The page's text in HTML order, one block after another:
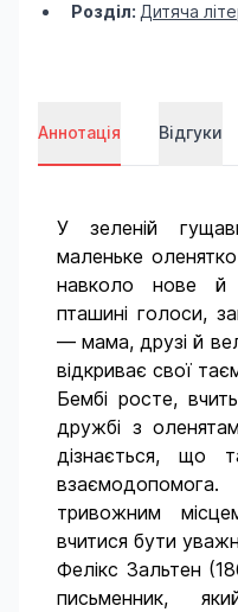
Розділ: Дитяча
Аннотація Відгуки
У зеленій
маленьке
навколо нове й
пташині голоси,
— мама, друзі й
відкриває свої
Бембі росте,
дружбі з
дізнається, що
тривожним
вчитися бути
Фелікс Зальтен
письменник,